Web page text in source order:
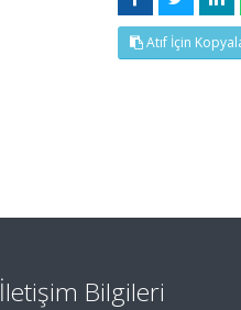
Atıf İçin
İletişim Bilgileri